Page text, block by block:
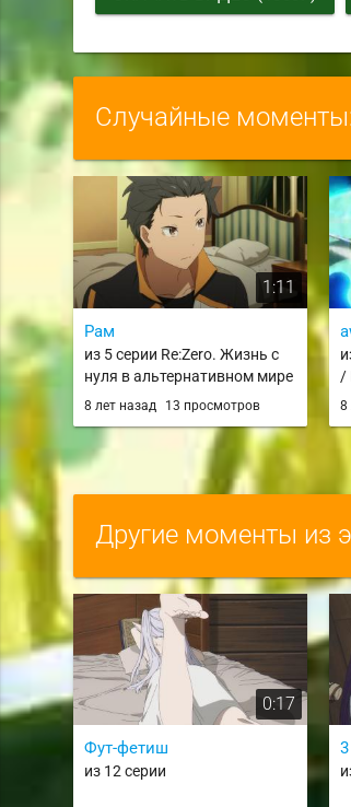
Случайные
1:11
Рам
из 5 серии Re:Zero. Жизнь с
нуля в альтернативном мире
/ Re:Zero kara Hajimeru Isekai
8 лет назад 13 просмотров
/
8
Другие моменты из
0:17
Фут-фетиш
из 12 серии